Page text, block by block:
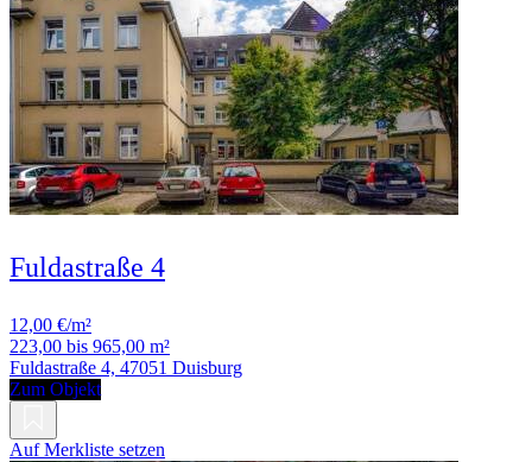
Fuldastraße 4
12,00 €/m²
223,00 bis 965,00 m²
Fuldastraße 4, 47051 Duisburg
Zum Objekt
Auf Merkliste setzen